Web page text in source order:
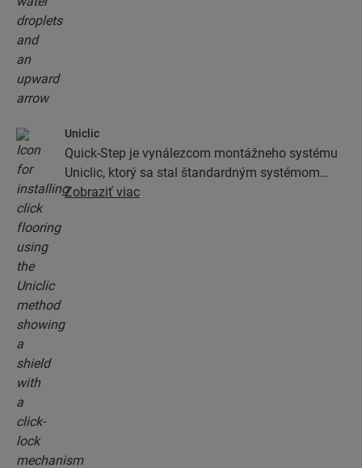
Uniclic
Quick-Step je vynálezcom montážneho systému
Uniclic, ktorý sa stal štandardným systémom
montáže zacvaknutím. Vďaka revolučnému a
Zobraziť viac